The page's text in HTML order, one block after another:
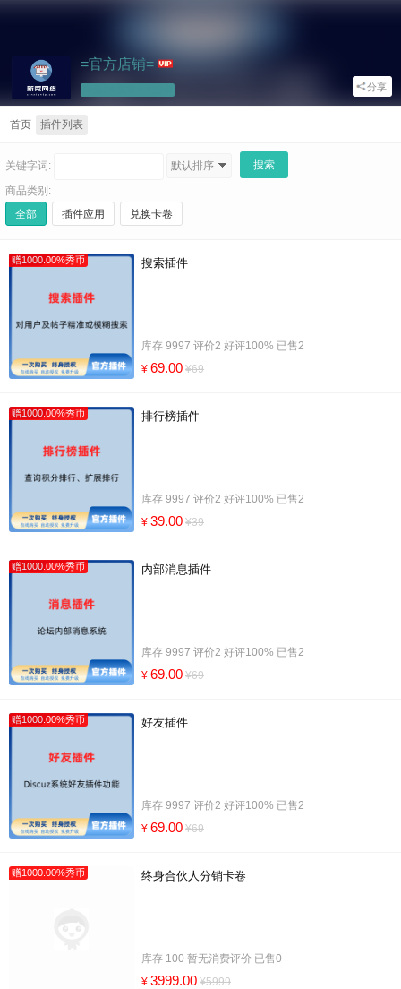
=官方店铺=
分享
首页 插件列表
关键字词:
默认排序
商品类别:
全部
插件应用 兑换卡卷
赠1000.00%秀币 搜索插件
库存 9997 评价2 好评100% 已售2
¥ 69.00 ¥69
赠1000.00%秀币 排行榜插件
库存 9997 评价2 好评100% 已售2
¥ 39.00 ¥39
赠1000.00%秀币 内部消息插件
库存 9997 评价2 好评100% 已售2
¥ 69.00 ¥69
赠1000.00%秀币 好友插件
库存 9997 评价2 好评100% 已售2
¥ 69.00 ¥69
赠1000.00%秀币 终身合伙人分销卡卷
库存 100 暂无消费评价 已售0
¥ 3999.00 ¥5999